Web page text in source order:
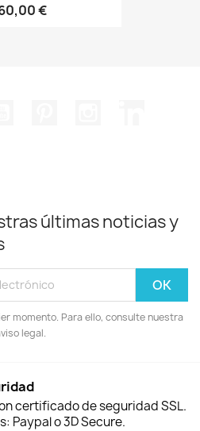
€
últimas noticias y
momento. Para ello, consulte nuestra
legal.
certificado de seguridad SSL.
Paypal o 3D Secure.